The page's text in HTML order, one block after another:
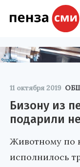
11 октября 2019
Бизону из
подарили
Животному по
исполнилось